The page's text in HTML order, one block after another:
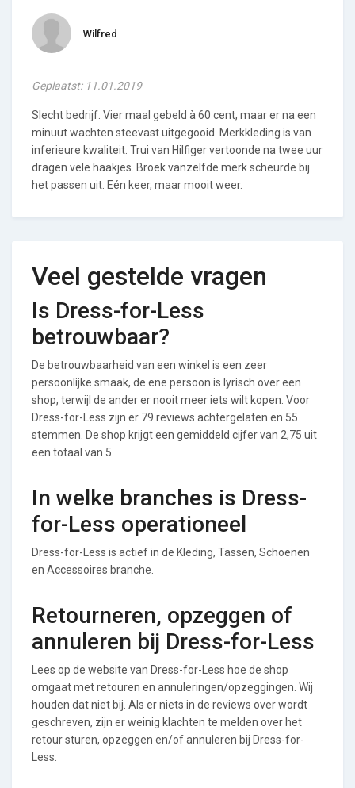
Wilfred
Geplaatst: 11.01.2019
Slecht bedrijf. Vier maal gebeld à 60 cent, maar er na een
minuut wachten steevast uitgegooid. Merkkleding is van
inferieure kwaliteit. Trui van Hilfiger vertoonde na twee uur
dragen vele haakjes. Broek vanzelfde merk scheurde bij
het passen uit. Eén keer, maar mooit weer.
Veel gestelde vragen
Is Dress-for-Less
betrouwbaar?
De betrouwbaarheid van een winkel is een zeer
persoonlijke smaak, de ene persoon is lyrisch over een
shop, terwijl de ander er nooit meer iets wilt kopen. Voor
Dress-for-Less zijn er 79 reviews achtergelaten en 55
stemmen. De shop krijgt een gemiddeld cijfer van 2,75 uit
een totaal van 5.
In welke branches is Dress-
for-Less operationeel
Dress-for-Less is actief in de Kleding, Tassen, Schoenen
en Accessoires branche.
Retourneren, opzeggen of
annuleren bij Dress-for-Less
Lees op de website van Dress-for-Less hoe de shop
omgaat met retouren en annuleringen/opzeggingen. Wij
houden dat niet bij. Als er niets in de reviews over wordt
geschreven, zijn er weinig klachten te melden over het
retour sturen, opzeggen en/of annuleren bij Dress-for-
Less.